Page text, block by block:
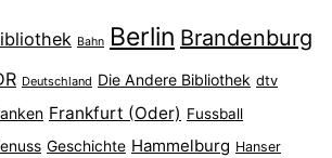
Bahn Berlin Brandenburg
Deutschland Die Andere Bibliothek dtv
Frankfurt (Oder) Fussball
Geschichte Hammelburg Hanser